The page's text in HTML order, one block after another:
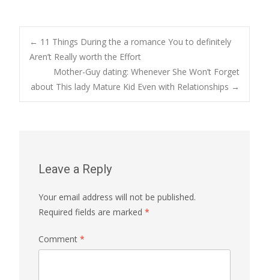
Post
navigation
← 11 Things During the a romance You to definitely
Aren’t Really worth the Effort
Mother-Guy dating: Whenever She Won’t Forget
about This lady Mature Kid Even with Relationships →
Leave a Reply
Your email address will not be published.
Required fields are marked *
Comment *